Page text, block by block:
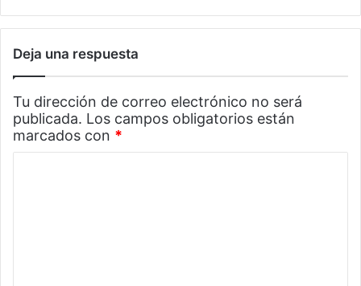
Deja una respuesta
Tu dirección de correo electrónico no será
publicada. Los campos obligatorios están
marcados con *